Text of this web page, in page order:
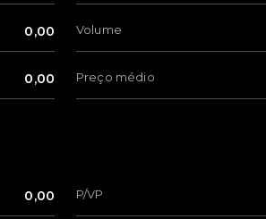
0,00
0,00
Volume
Preço médio
0,00 P/VP